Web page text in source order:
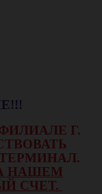
Г.
НАШЕМ
СЧЕТ.